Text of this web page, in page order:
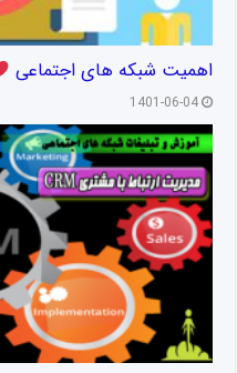
اهمیت شبکه های اجتماعی
1401-06-04